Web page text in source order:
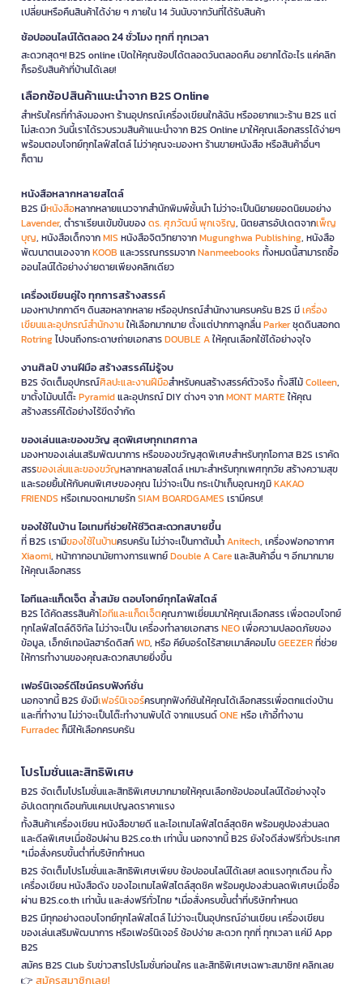
เปลี่ยนหรือคืนสินค้าได้ง่าย ๆ ภายใน 14 วันนับจากวันที่ได้รับสินค้า
ช้อปออนไลน์ได้ตลอด 24 ชั่วโมง ทุกที่ ทุกเวลา
สะดวกสุดๆ! B2S online เปิดให้คุณช้อปได้ตลอดวันตลอดคืน อยากได้อะไร แค่คลิก
ก็รอรับสินค้าที่บ้านได้เลย!
เลือกช้อปสินค้าแนะนำจาก B2S Online
สำหรับใครที่กำลังมองหา ร้านอุปกรณ์เครื่องเขียนใกล้ฉัน หรืออยากแวะร้าน B2S แต่
ไม่สะดวก วันนี้เราได้รวบรวมสินค้าแนะนำจาก B2S Online มาให้คุณเลือกสรรได้ง่ายๆ
พร้อมตอบโจทย์ทุกไลฟ์สไตล์ ไม่ว่าคุณจะมองหา ร้านขายหนังสือ หรือสินค้าอื่นๆ
ก็ตาม
หนังสือหลากหลายสไตล์
B2S มีหนังสือหลากหลายแนวจากสำนักพิมพ์ชั้นนำ ไม่ว่าจะเป็นนิยายยอดนิยมอย่าง
Lavender, ตำราเรียนเข้มข้นของดร. ศุภวัฒน์ พุกเจริญ, นิตยสารอัปเดตจากเพ็ญ
บุญ, หนังสือเด็กจากMIS หนังสือจิตวิทยาจากMugunghwa Publishing, หนังสือ
พัฒนาตนเองจากKOOB และวรรณกรรมจากNanmeebooks ทั้งหมดนี้สามารถซื้อ
ออนไลน์ได้อย่างง่ายดายเพียงคลิกเดียว
เครื่องเขียนคู่ใจ ทุกการสร้างสรรค์
มองหาปากกาดีๆ ดินสอหลากหลาย หรืออุปกรณ์สำนักงานครบครัน B2S มีเครื่อง
เขียนและอุปกรณ์สำนักงานให้เลือกมากมาย ตั้งแต่ปากกาลูกลื่นParkerชุดดินสอกด
Rotringไปจนถึงกระดาษถ่ายเอกสารDOUBLE Aให้คุณเลือกใช้ได้อย่างจุใจ
งานศิลป์ งานฝีมือ สร้างสรรค์ไม่รู้จบ
B2S จัดเต็มอุปกรณ์ศิลปะและงานฝีมือสำหรับคนสร้างสรรค์ตัวจริง ทั้งสีไม้Colleen,
ขาตั้งไม้บนโต๊ะPyramidและอุปกรณ์ DIY ต่างๆ จากMONT MARTEให้คุณ
สร้างสรรค์ได้อย่างไร้ขีดจำกัด
ของเล่นและของขวัญ สุดพิเศษทุกเทศกาล
มองหาของเล่นเสริมพัฒนาการ หรือของขวัญสุดพิเศษสำหรับทุกโอกาส B2S เราคัด
สรรของเล่นและของขวัญหลากหลายสไตล์ เหมาะสำหรับทุกเพศทุกวัย สร้างความสุข
และรอยยิ้มให้กับคนพิเศษของคุณ ไม่ว่าจะเป็น กระเป๋าเก็บอุณหภูมิKAKAO
FRIENDS หรือเกมจดหมายรักSIAM BOARDGAMES เรามีครบ!
ของใช้ในบ้าน ไอเทมที่ช่วยให้ชีวิตสะดวกสบายขึ้น
ที่ B2S เรามีของใช้ในบ้านครบครัน ไม่ว่าจะเป็นกาต้มน้ำAnitech, เครื่องฟอกอากาศ
Xiaomi, หน้ากากอนามัยทางการแพทย์Double A Careและสินค้าอื่น ๆ อีกมากมาย
ให้คุณเลือกสรร
ไอทีและแก็ดเจ็ต ล้ำสมัย ตอบโจทย์ทุกไลฟ์สไตล์
B2S ได้คัดสรรสินค้าไอทีและแก็ดเจ็ตคุณภาพเยี่ยมมาให้คุณเลือกสรร เพื่อตอบโจทย์
ทุกไลฟ์สไตล์ดิจิทัล ไม่ว่าจะเป็น เครื่องทำลายเอกสารNEOเพื่อความปลอดภัยของ
ข้อมูล, เอ็กซ์เทอนัลฮาร์ดดิสก์WD, หรือ คีย์บอร์ดไร้สายเมาส์คอมโบGEEZERที่ช่วย
ให้การทำงานของคุณสะดวกสบายยิ่งขึ้น
เฟอร์นิเจอร์ดีไซน์ครบฟังก์ชั่น
นอกจากนี้ B2S ยังมีเฟอร์นิเจอร์ครบทุกฟังก์ชันให้คุณได้เลือกสรรเพื่อตกแต่งบ้าน
และที่ทำงาน ไม่ว่าจะเป็นโต๊ะทำงานพับได้ จากแบรนด์ONEหรือ เก้าอี้ทำงาน
Furradecก็มีให้เลือกครบครัน
โปรโมชั่นและสิทธิพิเศษ
B2S จัดเต็มโปรโมชั่นและสิทธิพิเศษมากมายให้คุณเลือกช้อปออนไลน์ได้อย่างจุใจ
อัปเดตทุกเดือนกับแคมเปญลดราคาแรง
ทั้งสินค้าเครื่องเขียน หนังสือขายดี และไอเทมไลฟ์สไตล์สุดชิค พร้อมคูปองส่วนลด
และดีลพิเศษเมื่อช้อปผ่าน B2S.co.th เท่านั้น นอกจากนี้ B2S ยังใจดีส่งฟรีทั่วประเทศ
*เมื่อสั่งครบขั้นต่ำที่บริษัทกำหนด
B2S จัดเต็มโปรโมชั่นและสิทธิพิเศษเพียบ ช้อปออนไลน์ได้เลย! ลดแรงทุกเดือน ทั้ง
เครื่องเขียน หนังสือดัง ของไอเทมไลฟ์สไตล์สุดชิค พร้อมคูปองส่วนลดพิเศษเมื่อซื้อ
ผ่าน B2S.co.th เท่านั้น และส่งฟรีทั่วไทย *เมื่อสั่งครบขั้นต่ำที่บริษัทกำหนด
B2S มีทุกอย่างตอบโจทย์ทุกไลฟ์สไตล์ ไม่ว่าจะเป็นอุปกรณ์อ่านเขียน เครื่องเขียน
ของเล่นเสริมพัฒนาการ หรือเฟอร์นิเจอร์ ช้อปง่าย สะดวก ทุกที่ ทุกเวลา แค่มี App
B2S
สมัคร B2S Club รับข่าวสารโปรโมชั่นก่อนใคร และสิทธิพิเศษเฉพาะสมาชิก! คลิกเลย
👉 สมัครสมาชิกเลย!